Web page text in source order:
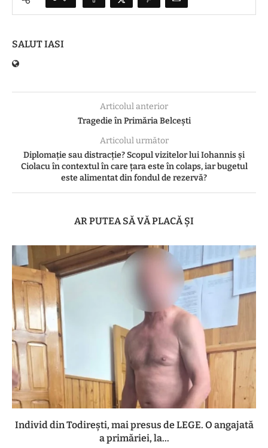
SALUT IASI
Articolul anterior
Tragedie în Primăria Belcești
Articolul următor
Diplomație sau distracție? Scopul vizitelor lui Iohannis și
Ciolacu în contextul în care țara este în colaps, iar bugetul
este alimentat din fondul de rezervă?
AR PUTEA SĂ VĂ PLACĂ ȘI
Individ din Todirești, mai presus de LEGE. O angajată
a primăriei, la...